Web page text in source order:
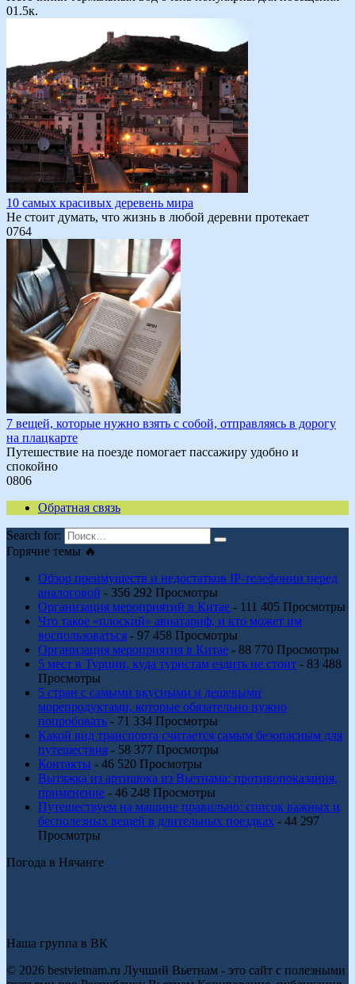
01.5к.
10 самых красивых деревень мира
Не стоит думать, что жизнь в любой деревни протекает
0764
7 вещей, которые нужно взять с собой, отправляясь в дорогу
на плацкарте
Путешествие на поезде помогает пассажиру удобно и
спокойно
0806
Обратная связь
Search for:
Горячие темы 🔥
Обзор преимуществ и недостатков IP-телефонии перед
аналоговой - 356 292 Просмотры
Организация мероприятий в Китае - 111 405 Просмотры
Что такое «плоский» авиатариф, и кто может им
воспользоваться - 97 458 Просмотры
Организация мероприятия в Китае - 88 770 Просмотры
5 мест в Турции, куда туристам ездить не стоит - 83 488
Просмотры
5 стран с самыми вкусными и дешевыми
морепродуктами, которые обязательно нужно
попробовать - 71 334 Просмотры
Какой вид транспорта считается самым безопасным для
путешествия - 58 377 Просмотры
Контакты - 46 520 Просмотры
Вытяжка из артишока из Вьетнама: противопоказания,
применение - 46 248 Просмотры
Путешествуем на машине правильно: список важных и
бесполезных вещей в длительных поездках - 44 297
Просмотры
Погода в Нячанге
Наша группа в ВК
© 2026 bestvietnam.ru Лучший Вьетнам - это сайт с полезными